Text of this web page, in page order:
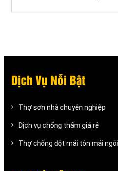
Dịch Vụ Nỗi Bật
Thợ sơn nhà chuyên nghiệp
Dịch vụ chống thấm giá rẻ
Thợ chống dột mái tôn mái ngói